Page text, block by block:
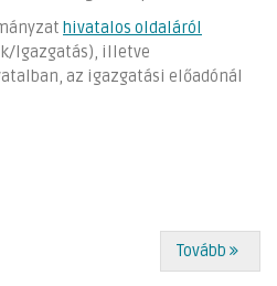
hivatalos oldaláról
Igazgatás), illetve
az igazgatási előadónál
Tovább